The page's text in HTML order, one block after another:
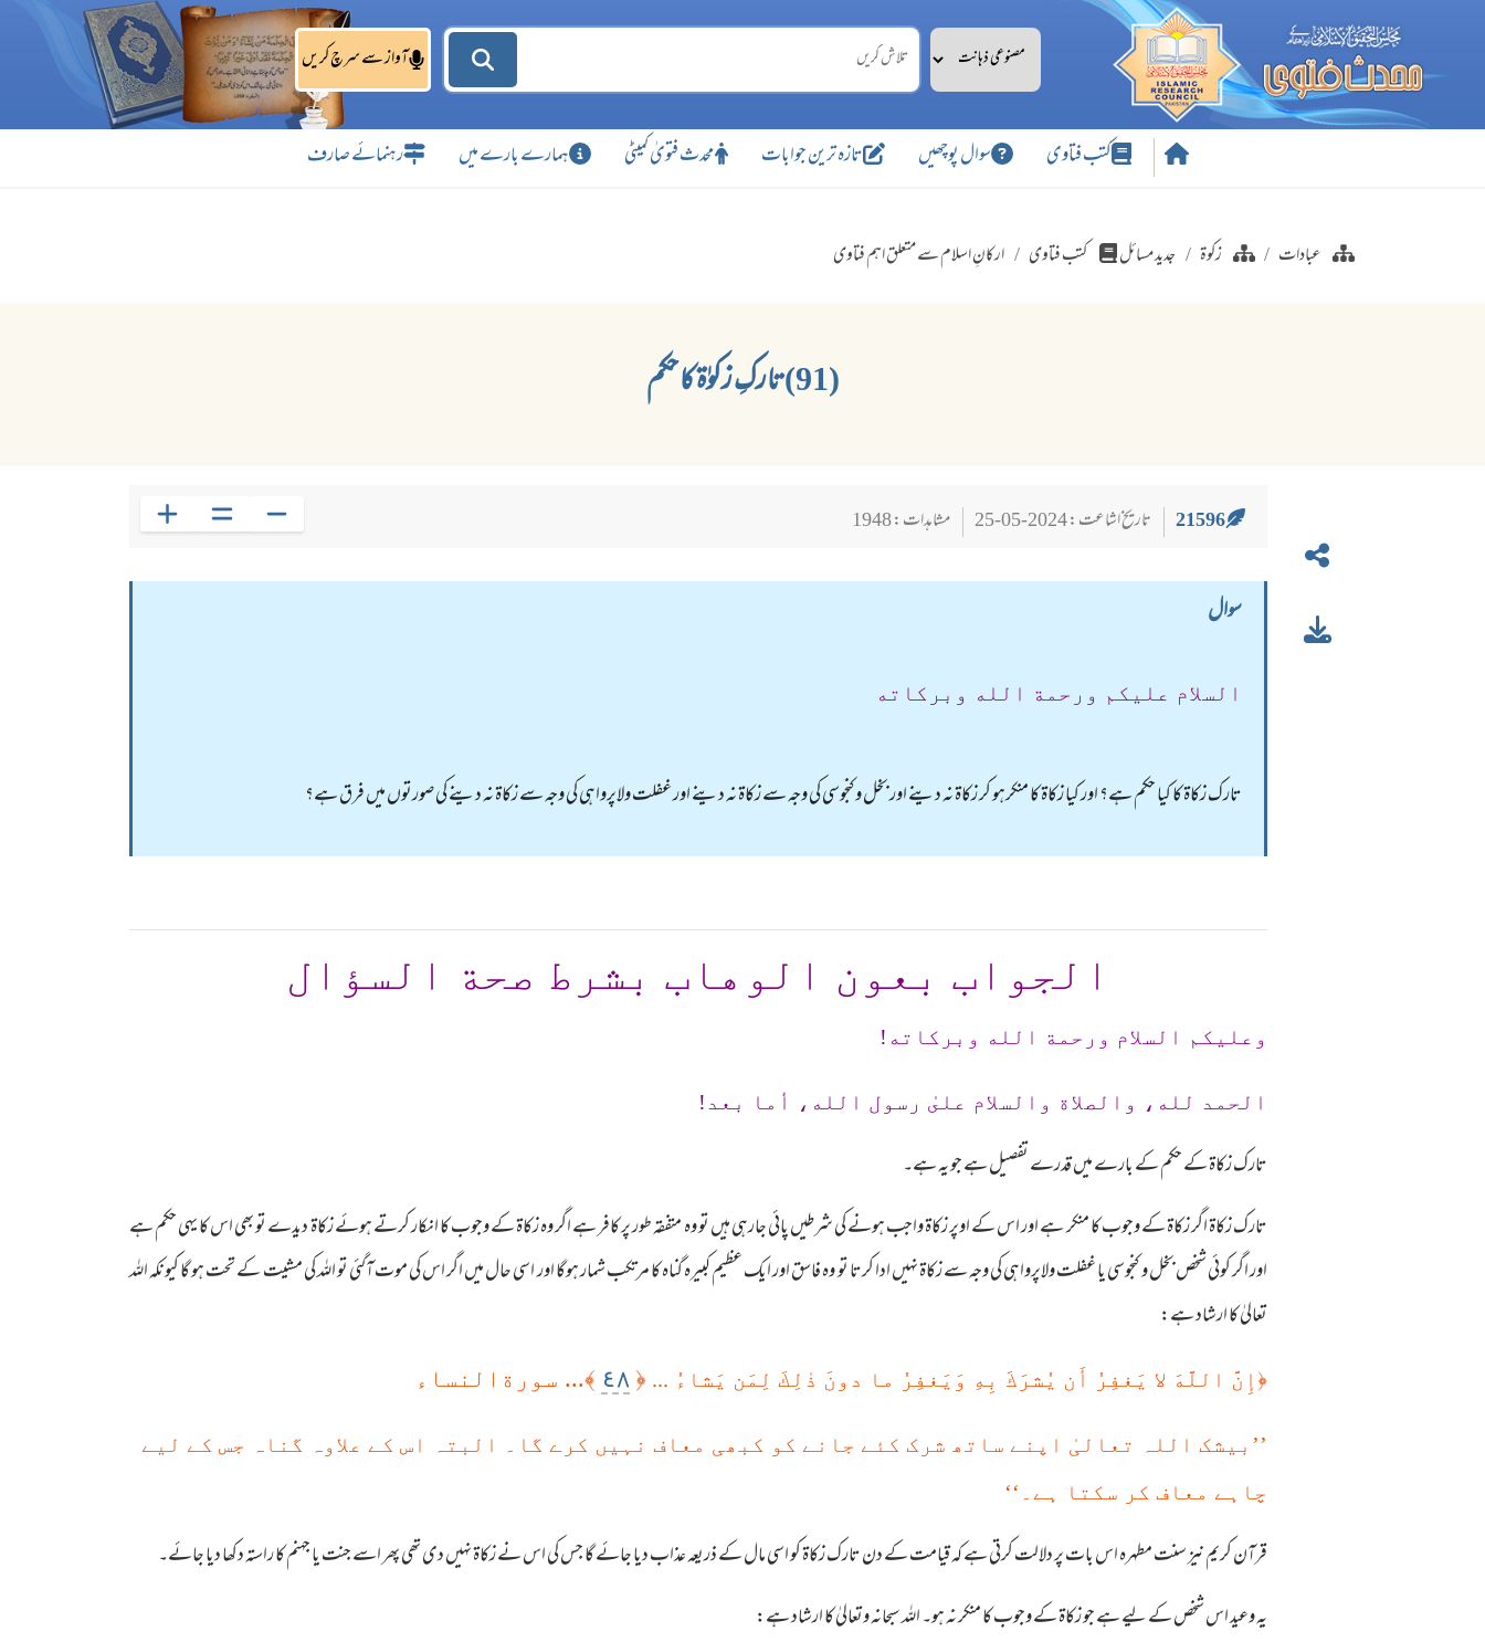
آواز سے سرچ کریں
کتب فتاوی سوال پوچھیں تازہ ترین جوابات محدث فتویٰ کمیٹی ہمارے بارے میں رہنمائے صارف
عبادات زکوۃ جدید مسائل کتب فتاوی ارکانِ اسلام سے متعلق اہم فتاوی
(91) تارکِ زکوٰۃ کا حکم
21596 تاریخ اشاعت : 2024-05-25 مشاہدات : 1948
سوال
السلام عليكم ورحمة الله وبركاته
تارک زکاۃ کا کیا حکم ہے؟ اور کیا زکاۃ کا منکرہو کر زکاۃ نہ دینے اور بخل و کنجوسی کی وجہ سے زکاۃ نہ دینے اور غفلت ولاپرواہی کی وجہ سے زکاۃ نہ دینے کی صورتوں میں فرق ہے؟
الجواب بعون الوهاب بشرط صحة السؤال
وعلیکم السلام ورحمة الله وبرکاته!
الحمد لله، والصلاة والسلام علىٰ رسول الله، أما بعد!
تارک زکاۃ کے حکم کے بارے میں قدرے تفصیل ہے جو یہ ہے۔
تارک زکاۃ اگر زکاۃ کے وجوب کا منکر ہے اور اس کے اوپر زکاۃ واجب ہونے کی شرطیں پائی جارہی ہیں تو وہ متفقہ طور پر کافر ہے اگر وہ زکاۃ کے وجوب کا انکار کرتے ہوئے زکاۃ دیدے تو بھی اس کا یہی حکم ہے
اور اگر کوئی شخص بخل و کنجوسی یا غفلت ولاپرواہی کی وجہ سے زکاۃ نہیں ادا کرتا تو وہ فاسق اور ایک عظیم کبیرہ گناہ کا مرتکب شمار ہوگا اور اسی حال میں اگر اس کی موت آگئی تو اللہ کی مشیت کے تحت ہو گا کیونکہ اللہ
تعالیٰ کا ارشاد ہے:
﴿ إِنَّ اللَّهَ لا يَغفِرُ أَن يُشرَكَ بِهِ وَيَغفِرُ ما دونَ ذ‌ٰلِكَ لِمَن يَشاءُ ... ﴿ ٤٨ ﴾... سورةالنساء
’’بیشک اللہ تعالیٰ اپنے ساتھ شرک کئے جانے کو کبھی معاف نہیں کرے گا۔ البتہ اس کے علاوہ گناہ جس کے لیے
چاہے معاف کر سکتا ہے۔‘‘
قرآن کریم نیز سنت مطہرہ اس بات پر دلالت کرتی ہے کہ قیامت کے دن تارک زکاۃ کو اسی مال کے ذریعہ عذاب دیا جائے گا جس کی اس نے زکاۃ نہیں دی تھی پھر اسے جنت یا جہنم کا راستہ دکھا دیا جائے۔
یہ وعید اس شخص کے لیے ہے جو زکاۃ کے وجوب کا منکر نہ ہو۔ اللہ سبحانہ وتعالیٰ کا ارشاد ہے: